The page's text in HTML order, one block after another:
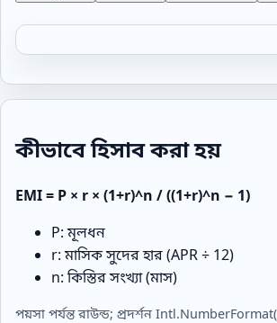
কীভাবে হিসাব করা হয়
EMI = P × r × (1+r)^n / ((1+r)^n − 1)
P: মূলধন
r: মাসিক সুদের হার (APR ÷ 12)
n: কিস্তির সংখ্যা (মাস)
পয়সা পর্যন্ত রাউন্ড; প্রদর্শন